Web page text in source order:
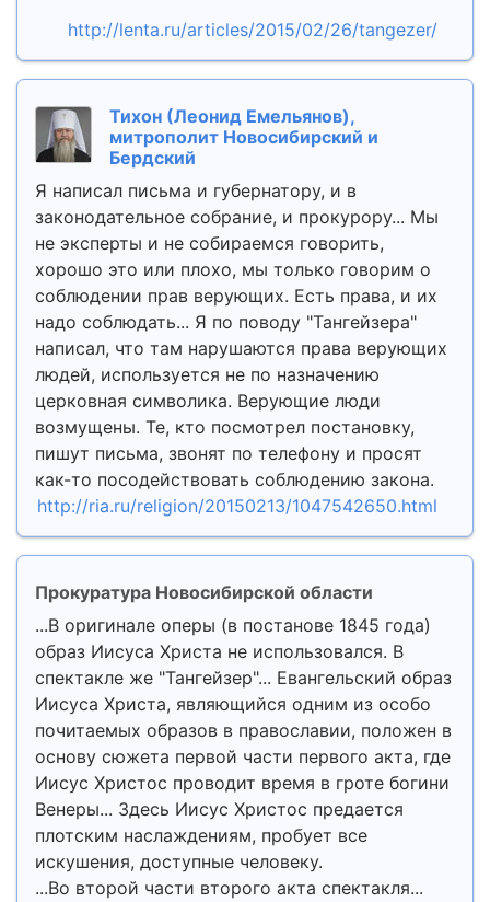
http://lenta.ru/articles/2015/02/26/tangezer/
Тихон (Леонид Емельянов),
митрополит Новосибирский и
Бердский
Я написал письма и губернатору, и в
законодательное собрание, и прокурору... Мы
не эксперты и не собираемся говорить,
хорошо это или плохо, мы только говорим о
соблюдении прав верующих. Есть права, и их
надо соблюдать... Я по поводу "Тангейзера"
написал, что там нарушаются права верующих
людей, используется не по назначению
церковная символика. Верующие люди
возмущены. Те, кто посмотрел постановку,
пишут письма, звонят по телефону и просят
как-то посодействовать соблюдению закона.
http://ria.ru/religion/20150213/1047542650.html
Прокуратура Новосибирской области
...В оригинале оперы (в постанове 1845 года)
образ Иисуса Христа не использовался. В
спектакле же "Тангейзер"... Евангельский образ
Иисуса Христа, являющийся одним из особо
почитаемых образов в православии, положен в
основу сюжета первой части первого акта, где
Иисус Христос проводит время в гроте богини
Венеры... Здесь Иисус Христос предается
плотским наслаждениям, пробует все
искушения, доступные человеку.
...Во второй части второго акта спектакля...